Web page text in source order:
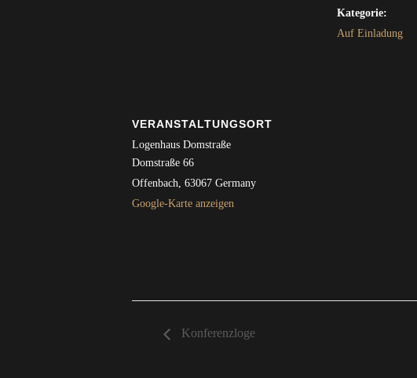
Kategorie:
Auf Einladung
VERANSTALTUNGSORT
Logenhaus Domstraße
Domstraße 66
Offenbach, 63067 Germany
Google-Karte anzeigen
Konferenzloge